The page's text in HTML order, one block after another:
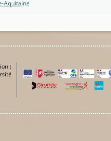
Aquitaine
: